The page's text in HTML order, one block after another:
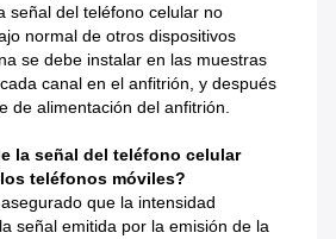
señal del teléfono celular no
normal de otros dispositivos
se debe instalar en las muestras
canal en el anfitrión, y después
de alimentación del anfitrión.
la señal del teléfono celular
teléfonos móviles?
que la intensidad
señal emitida por la emisión de la